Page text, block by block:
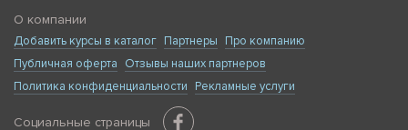
О компании
Добавить курсы в каталог Партнеры
Про компанию
Публичная оферта
Отзывы наших партнеров
Политика конфиденциальности
Рекламные услуги
Социальные страницы